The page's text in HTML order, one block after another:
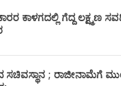
ಕಾಳಗದಲ್ಲಿ ಗೆದ್ದ ಲಕ್ಷ್ಮಣ
ಸಚಿವಸ್ಥಾನ ; ರಾಜೀನಾಮೆಗೆ